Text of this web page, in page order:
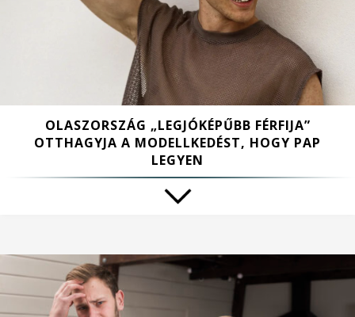
OLASZORSZÁG „LEGJÓKÉPŰBB FÉRFIJA”
OTTHAGYJA A MODELLKEDÉST, HOGY PAP
LEGYEN